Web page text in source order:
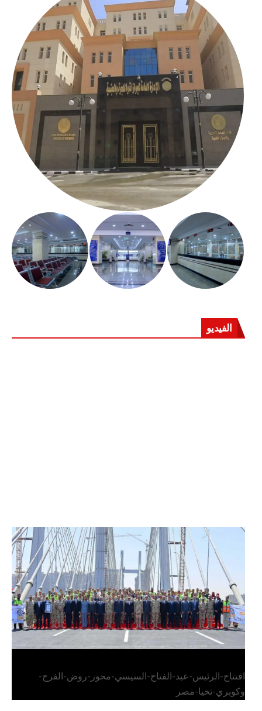
الفيديو
الرئيس عبد الفتاح السيسي يفتتح محور روض الفرج
وكوبري تحيا مصر
افتتاح-الرئيس-عبد-الفتاح-السيسي-محور-روض-الفرج-
وكوبري-تحيا-مصر